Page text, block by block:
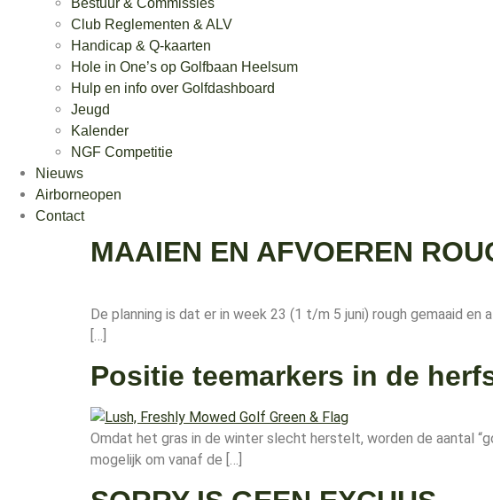
Bestuur & Commissies
Club Reglementen & ALV
Handicap & Q-kaarten
Hole in One’s op Golfbaan Heelsum
Hulp en info over Golfdashboard
Jeugd
Kalender
NGF Competitie
Nieuws
Airborneopen
Contact
MAAIEN EN AFVOEREN
De planning is dat er in week 23 (1 t/m 5 juni) rough gemaaid
[…]
Positie teemarkers in de
Omdat het gras in de winter slecht herstelt, worden de aantal
mogelijk om vanaf de […]